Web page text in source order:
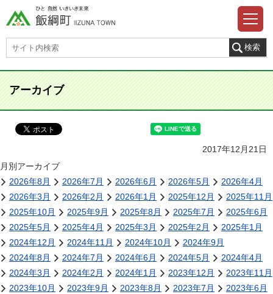
アーカイブ
2017年12月21日
月別アーカイブ
2026年8月
2026年7月 2026年6月 2026年5月
2026年4月
2026年3月
2026年2月 2026年1月 2025年12月
2025年11月
2025年10月
2025年9月 2025年8月 2025年7月
2025年6月
2025年5月
2025年4月 2025年3月 2025年2月
2025年1月
2024年12月
2024年11月 2024年10月
2024年9月
2024年8月
2024年7月 2024年6月 2024年5月
2024年4月
2024年3月
2024年2月 2024年1月 2023年12月
2023年11月
2023年10月
2023年9月 2023年8月 2023年7月
2023年6月